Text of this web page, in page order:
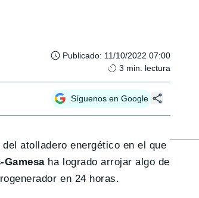
Publicado: 11/10/2022 07:00
3 min. lectura
Síguenos en Google
atolladero energético en el que
Gamesaha logrado arrojar algo de
en 24 horas.